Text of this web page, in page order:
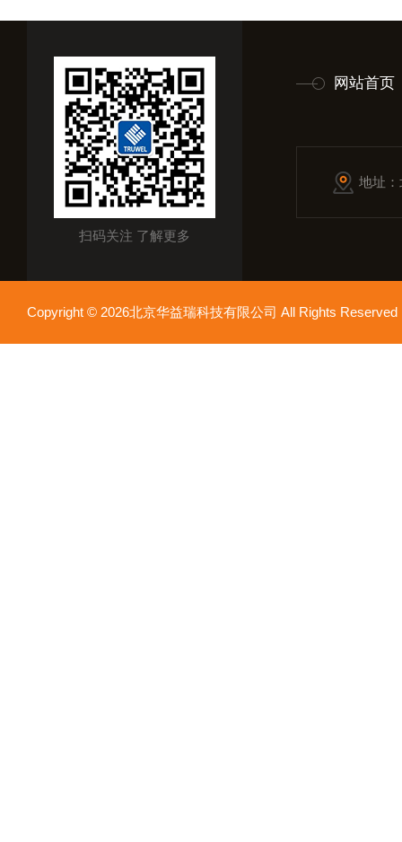
扫码关注 了解更多
网站首页
地址
Copyright © 2026北京华益瑞科技有限公司 All Rights